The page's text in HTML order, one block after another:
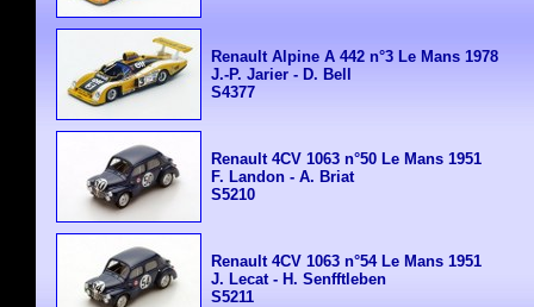
Renault Alpine A 442 n°3 Le Mans 1978
J.-P. Jarier - D. Bell
S4377
Renault 4CV 1063 n°50 Le Mans 1951
F. Landon - A. Briat
S5210
Renault 4CV 1063 n°54 Le Mans 1951
J. Lecat - H. Senfftleben
S5211